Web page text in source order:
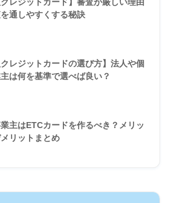
通しやすくする秘訣
クレジットカードの選び方】法人や個
は何を基準で選べば良い？
主はETCカードを作るべき？メリッ
メリットまとめ